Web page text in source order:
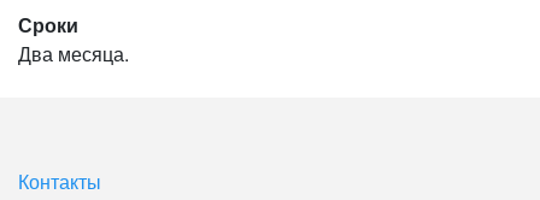
Сроки
Два месяца.
Контакты